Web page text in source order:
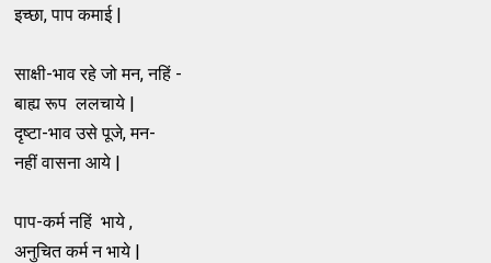
इच्छा, पाप कमाई |
साक्षी-भाव रहे जो मन, नहिं -
बाह्य रूप ललचाये |
दृष्टा-भाव उसे पूजे, मन-
नहीं वासना आये |
पाप-कर्म नहिं भाये ,
अनुचित कर्म न भाये |